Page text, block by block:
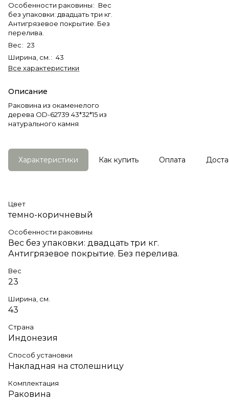
Особенности раковины: Вес
без упаковки: двадцать три кг.
Антигрязевое покрытие. Без
перелива.
Вес: 23
Ширина, см. : 43
Все характеристики
Описание
Раковина из окаменелого
дерева OD-62739 43*32*15 из
натурального камня
Характеристики Как купить Оплата
Цвет
темно-коричневый
Особенности раковины
Вес без упаковки: двадцать три кг.
Антигрязевое покрытие. Без перелива.
Вес
23
Ширина, см.
43
Страна
Индонезия
Способ установки
Накладная на столешницу
Комплектация
Раковина